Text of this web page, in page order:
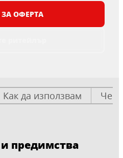
ОФЕРТА
Как да използвам
предимства